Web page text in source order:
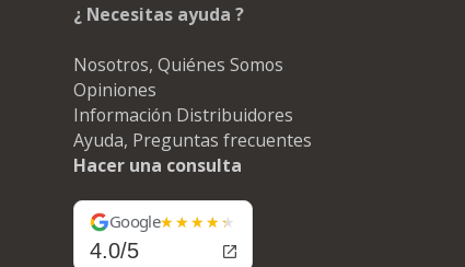
¿ Necesitas ayuda ?
Nosotros, Quiénes Somos
Opiniones
Información Distribuidores
Ayuda, Preguntas frecuentes
Hacer una consulta
Google
4.0/5